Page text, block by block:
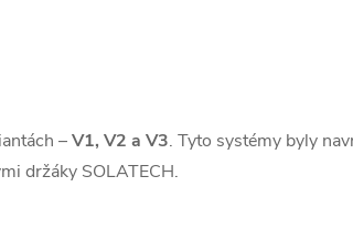
–V1, V2 a V3. Tyto systémy byly
držáky SOLATECH.